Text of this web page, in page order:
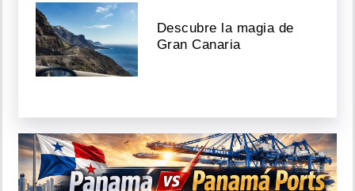
Descubre la magia de
Gran Canaria